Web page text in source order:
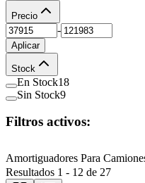
Precio
-
Aplicar
Stock
En Stock18
Sin Stock9
Filtros activos:
Amortiguadores Para
Resultados 1 - 12 de 27